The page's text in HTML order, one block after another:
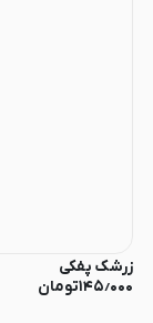
زرشک پفکی
۱۴۵٫۰۰۰تومان